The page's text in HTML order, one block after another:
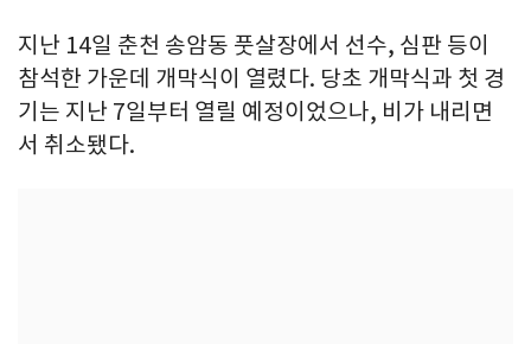
지난 14일 춘천 송암동 풋살장에서 선수, 심판 등이
참석한 가운데 개막식이 열렸다. 당초 개막식과 첫 경
기는 지난 7일부터 열릴 예정이었으나, 비가 내리면
서 취소됐다.